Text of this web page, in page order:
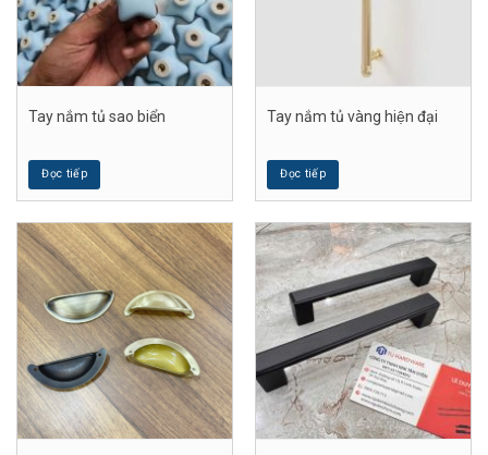
Tay nắm tủ sao biển
Đọc tiếp
Tay nắm tủ vàng hiện đại
Đọc tiếp